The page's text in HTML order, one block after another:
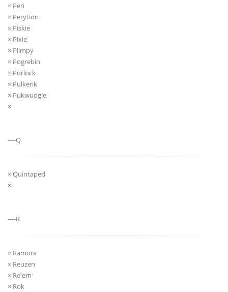
× Peri
× Perytion
× Piskie
× Pixie
× Plimpy
× Pogrebin
× Porlock
× Pulkerik
× Pukwudgie
×
----Q
× Quintaped
×
----R
× Ramora
× Reuzen
× Re'em
× Rok